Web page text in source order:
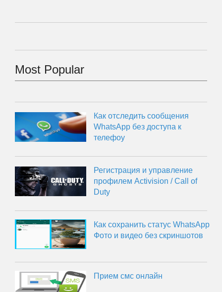
Most Popular
Как отследить сообщения
WhatsApp без доступа к
телефоу
Регистрация и управление
профилем Activision / Call of
Duty
Как сохранить статус WhatsApp
Фото и видео без скриншотов
Прием смс онлайн